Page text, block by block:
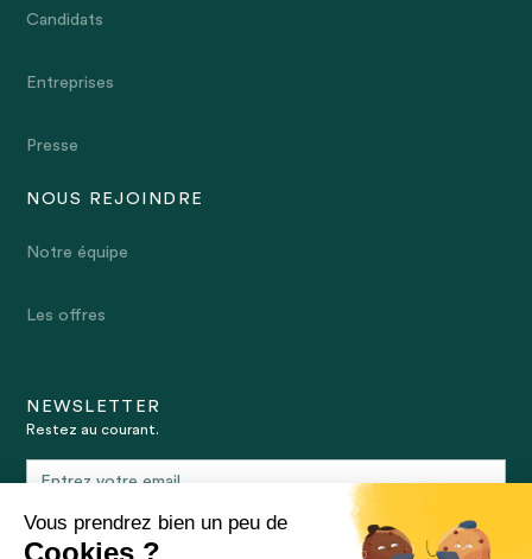
Candidats
Entreprises
Presse
NOUS REJOINDRE
Notre équipe
Les offres
NEWSLETTER
Restez au courant.